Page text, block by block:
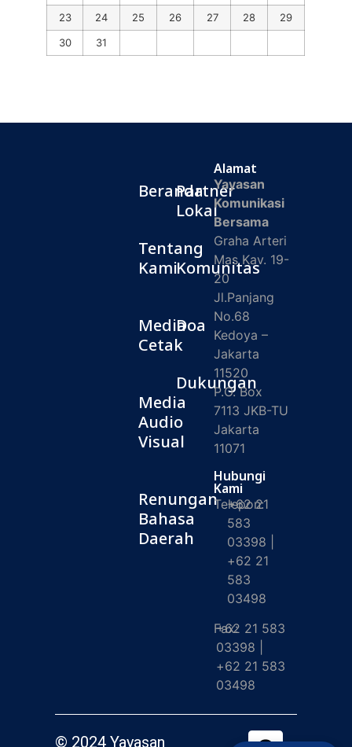
23
24 25 26 27 28
29
30
31
Beranda
Tentang
Kami
Media
Cetak
Media
Audio
Visual
Renungan
Bahasa
Daerah
Partner
Lokal
Komunitas
Doa
Dukungan
Alamat
Yayasan
Komunikasi
Bersama
Graha Arteri
Mas Kav. 19-
20
Jl.Panjang
No.68
Kedoya –
Jakarta
11520
P.O. Box
7113 JKB-TU
Jakarta
11071
Hubungi
Kami
Telepon:
+62 21
583
03398 |
+62 21
583
03498
Fax:
+62 21 583
03398 |
+62 21 583
03498
© 2024 Yayasan